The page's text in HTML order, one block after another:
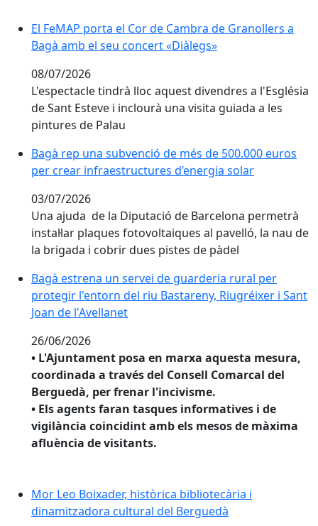
El FeMAP porta el Cor de Cambra de Granollers a
El FeMAP porta el Cor de Cambra de Granollers a
Bagà amb el seu concert «Diàlegs»
08/07/2026
L'espectacle tindrà lloc aquest divendres a l'Església
de Sant Esteve i inclourà una visita guiada a les
pintures de Palau
Bagà rep una subvenció de més de 500.000 euros
Bagà rep una subvenció de més de 500.000 euros
per crear infraestructures d’energia solar
03/07/2026
Una ajuda de la Diputació de Barcelona permetrà
instal·lar plaques fotovoltaiques al pavelló, la nau de
la brigada i cobrir dues pistes de pàdel
Bagà estrena un servei de guarderia rural per
Bagà estrena un servei de guarderia rural per
protegir l'entorn del riu Bastareny, Riugréixer i Sant
Joan de l'Avellanet
26/06/2026
• L'Ajuntament posa en marxa aquesta mesura,
coordinada a través del Consell Comarcal del
Berguedà, per frenar l'incivisme.
• Els agents faran tasques informatives i de
vigilància coincidint amb els mesos de màxima
afluència de visitants.
Mor Leo Boixader, històrica bibliotecària i
Mor Leo Boixader, històrica bibliotecària i
dinamitzadora cultural del Berguedà